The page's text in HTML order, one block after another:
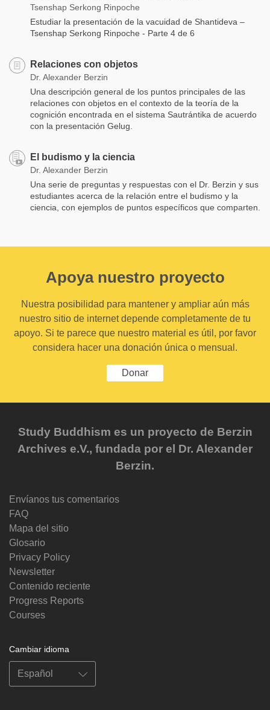
Tsenshap Serkong Rinpoche
Estudiar la presentación de la vacuidad de Shantideva –
Tsenshap Serkong Rinpoche - Parte 4 de 6
Relaciones con objetos
Dr. Alexander Berzin
Una descripción general de los puntos principales de las
relaciones con objetos en el contexto de la teoría de la
cognición encontrada en el sistema Sautrántika de acuerdo
con la presentación Gelug.
El budismo y la ciencia
Dr. Alexander Berzin
Una serie de preguntas y respuestas con el Dr. Berzin y sus
estudiantes acerca de la relación entre el budismo y la
ciencia, con ejemplos de puntos específicos que comparten.
Apoya nuestro proyecto
Nuestra posibilidad para mantener y ampliar aún más
nuestro sitio de internet depende completamente de tu
apoyo. Si te parece que nuestro material es útil, por favor
considera hacer una donación única o mensual.
Donar
Study Buddhism es un proyecto de Berzin
Archives e.V., fundada por el Dr. Alexander
Berzin.
Envíanos tus comentarios
FAQ
Mapa del sitio
Glosario
Privacy Policy
Newsletter
Contenido reciente
Progress Reports
Courses
Cambiar idioma